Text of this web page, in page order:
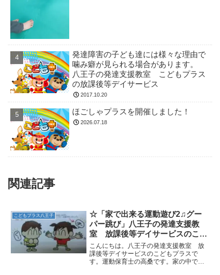
発達障害の子ども達には様々な理由で
噛み癖が見られる場合があります。
八王子の発達支援教室 こどもプラス
の放課後等デイサービス
2017.10.20
ほごしゃプラスを開催しました！
2026.07.18
関連記事
こどもプラス八王子
☆「家で出来る運動遊び2♫グー
パー跳び」八王子の発達支援教
室 放課後等デイサービスのこど
もプラス
こんにちは。八王子の発達支援教室 放
課後等デイサービスのこどもプラスで
す。運動保育士の高桑です。家の中で出